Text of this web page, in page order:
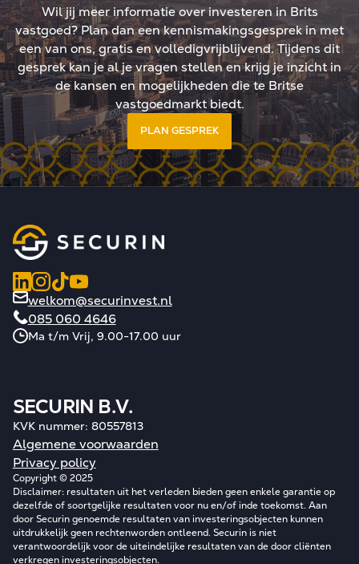
positionering in
Wil jij meer informatie over investeren in Brits
vastgoed? Plan dan een kennismakingsgesprek in met
een van ons, gratis en volledigvrijblijvend. Tijdens dit
gesprek kan je al je vragen stellen en krijg je inzicht in
de kansen en mogelijkheden die te Britse
vastgoedmarkt biedt.
PLAN GESPREK
welkom@securinvest.nl
085 060 4646
Ma t/m Vrij, 9.00-17.00 uur
SECURIN B.V.
KVK nummer: 80557813
Algemene voorwaarden
Privacy policy
Copyright © 2025
Disclaimer: resultaten uit het verleden bieden geen enkele garantie op
dezelfde of soortgelijke resultaten voor nu en/of inde toekomst. Aan
door Securin genoemde resultaten van investeringsobjecten kunnen
uitdrukkelijk geen rechtenworden ontleend. Securin is niet
verantwoordelijk voor de uiteindelijke resultaten van de door cliënten
verkregen investeringsobjecten.